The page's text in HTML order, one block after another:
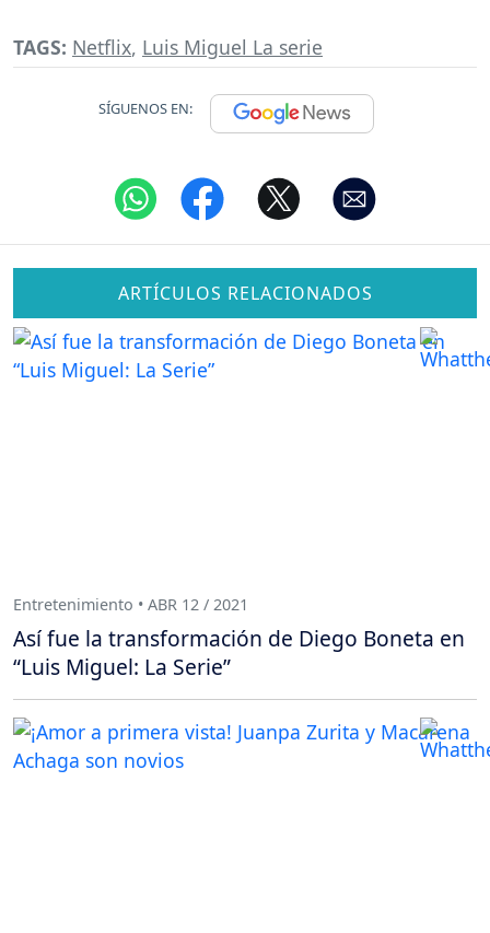
TAGS: Netflix, Luis Miguel La serie
SÍGUENOS EN:
ARTÍCULOS RELACIONADOS
Entretenimiento • ABR 12 / 2021
Así fue la transformación de Diego Boneta en
“Luis Miguel: La Serie”